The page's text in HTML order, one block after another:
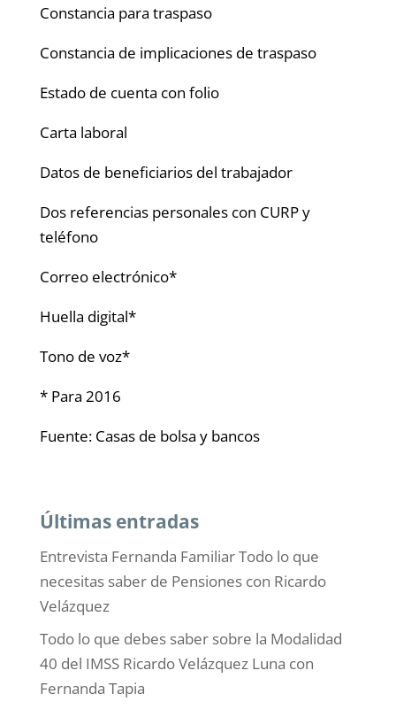
Constancia para traspaso
Constancia de implicaciones de traspaso
Estado de cuenta con folio
Carta laboral
Datos de beneficiarios del trabajador
Dos referencias personales con CURP y
teléfono
Correo electrónico*
Huella digital*
Tono de voz*
* Para 2016
Fuente: Casas de bolsa y bancos
Últimas entradas
Entrevista Fernanda Familiar Todo lo que
necesitas saber de Pensiones con Ricardo
Velázquez
Todo lo que debes saber sobre la Modalidad
40 del IMSS Ricardo Velázquez Luna con
Fernanda Tapia